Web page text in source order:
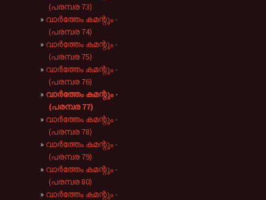
(പരമ്പര 73)
വാർത്തേം കമന്റും -
(പരമ്പര 74)
വാർത്തേം കമന്റും -
(പരമ്പര 75)
വാർത്തേം കമന്റും -
(പരമ്പര 76)
വാർത്തേം കമന്റും -
(പരമ്പര 77)
വാർത്തേം കമന്റും -
(പരമ്പര 78)
വാർത്തേം കമന്റും -
(പരമ്പര 79)
വാർത്തേം കമന്റും -
(പരമ്പര 80)
വാർത്തേം കമന്റും -